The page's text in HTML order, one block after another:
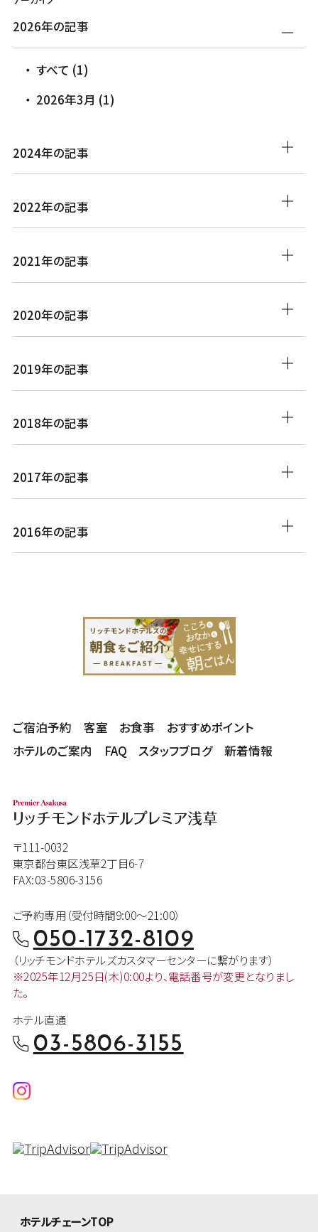
2026年の記事
すべて (1)
2026年3月 (1)
2024年の記事
2022年の記事
2021年の記事
2020年の記事
2019年の記事
2018年の記事
2017年の記事
2016年の記事
ご宿泊予約 客室 お食事
おすすめポイント
ホテルのご案内
FAQ スタッフブログ 新着情報
〒111-0032
東京都台東区浅草2丁目6-7
FAX:03-5806-3156
ご予約専用（受付時間9:00～21:00）
050-1732-8109
（リッチモンドホテルズカスタマーセンターに繋がります）
※2025年12月25日(木)0:00より、電話番号が変更となりまし
た。
ホテル直通
03-5806-3155
ホテルチェーンTOP